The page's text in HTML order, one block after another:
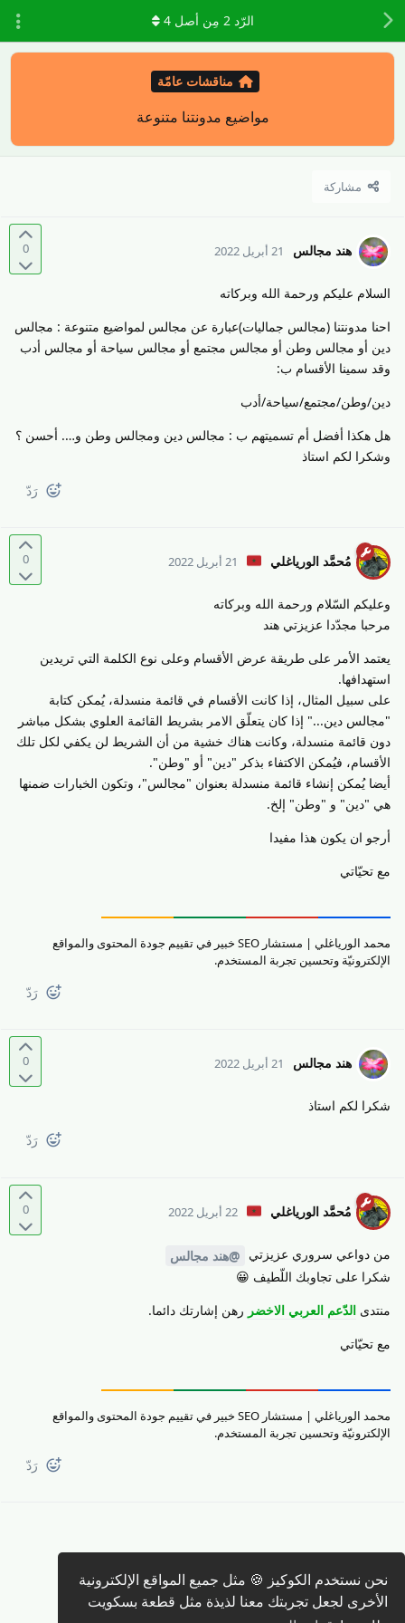
نحن نستخدم الكوكيز 🍪 مثل جميع المواقع الإلكترونية
الأخرى لجعل تجربتك معنا لذيذة مثل قطعة بسكويت
مناقشات عامّة
مواضيع مدونتنا متنوعة
مشاركة
الرّد2 مِن أصل4
0 هند مجالس 21 أبريل 2022
السلام عليكم ورحمة الله وبركاته
احنا مدونتنا (مجالس جماليات)عبارة عن مجالس لمواضيع متنوعة : مجالس
دين أو مجالس وطن أو مجالس مجتمع أو مجالس سياحة أو مجالس أدب
وقد سمينا الأقسام ب:
دين/وطن/مجتمع/سياحة/أدب
هل هكذا أفضل أم تسميتهم ب : مجالس دين ومجالس وطن و…. أحسن ؟
وشكرا لكم استاذ
رَدّ
0 مُحمَّد الورياغلي 21 أبريل 2022
وعليكم السّلام ورحمة الله وبركاته
مرحبا مجدّدا عزيزتي هند
يعتمد الأمر على طريقة عرض الأقسام وعلى نوع الكلمة التي تريدين
استهدافها.
على سبيل المثال، إذا كانت الأقسام في قائمة منسدلة، يُمكن كتابة
"مجالس دين..." إذا كان يتعلّق الامر بشريط القائمة العلوي بشكل مباشر
دون قائمة منسدلة، وكانت هناك خشية من أن الشريط لن يكفي لكل تلك
الأقسام، فيُمكن الاكتفاء بذكر "دين" أو "وطن".
أيضا يُمكن إنشاء قائمة منسدلة بعنوان "مجالس"، وتكون الخبارات ضمنها
هي "دين" و "وطن" إلخ.
أرجو ان يكون هذا مفيدا
مع تحيّاتي
محمد الورياغلي | مستشار SEO خبير في تقييم جودة المحتوى والمواقع
الإلكترونيّة وتحسين تجربة المستخدم.
رَدّ
0 هند مجالس 21 أبريل 2022
شكرا لكم استاذ
رَدّ
0 مُحمَّد الورياغلي 22 أبريل 2022
من دواعي سروري عزيزتي @هند مجالس
شكرا على تجاوبك اللّطيف 😀
منتدى الدّعم العربي الاخضر رهن إشارتك دائما.
مع تحيّاتي
محمد الورياغلي | مستشار SEO خبير في تقييم جودة المحتوى والمواقع
الإلكترونيّة وتحسين تجربة المستخدم.
رَدّ
كتابة رد 🖊️